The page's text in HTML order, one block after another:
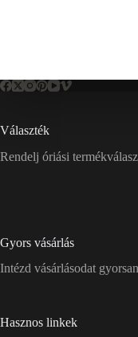
Választék
Rendelj óriási
Gyors vásárlás
Intézd vásárlásodat
Hasznos linkek